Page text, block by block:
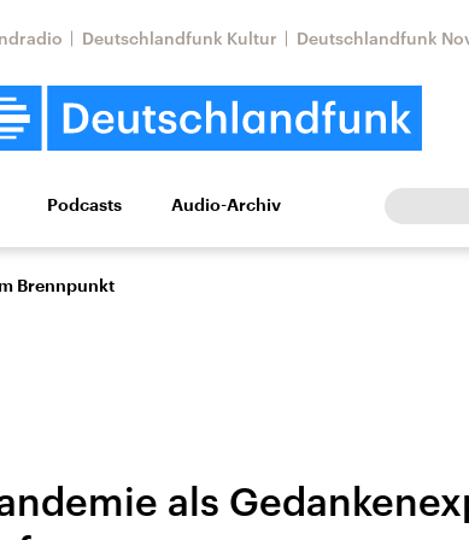
Deutschlandfunk Kultur Deutschlandfunk
Wissen Kultur Europa
Nahostkonflikt
Iran
Podcasts Audio-Archiv
Brennpunkt
als